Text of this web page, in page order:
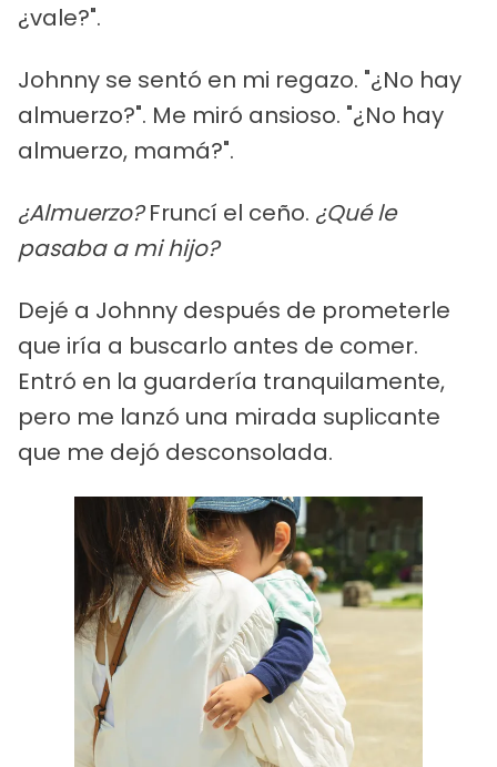
¿vale?".
Johnny se sentó en mi regazo. "¿No hay
almuerzo?". Me miró ansioso. "¿No hay
almuerzo, mamá?".
¿Almuerzo?Fruncí el ceño. ¿Qué le
pasaba a mi hijo?
Dejé a Johnny después de prometerle
que iría a buscarlo antes de comer.
Entró en la guardería tranquilamente,
pero me lanzó una mirada suplicante
que me dejó desconsolada.